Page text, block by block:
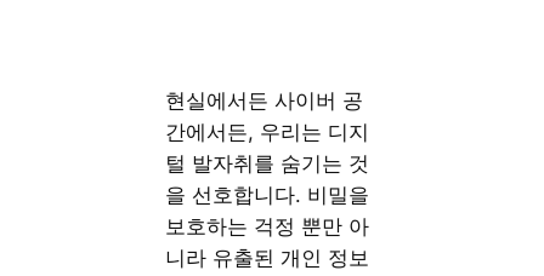
현실에서든 사이버 공
간에서든, 우리는 디지
털 발자취를 숨기는 것
을 선호합니다. 비밀을
보호하는 걱정 뿐만 아
니라 유출된 개인 정보